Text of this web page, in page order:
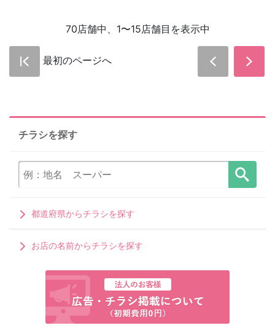
70店舗中、1〜15店舗目を表示中
最初のページへ
チラシを探す
都道府県からチラシを探す
お店の名前からチラシを探す